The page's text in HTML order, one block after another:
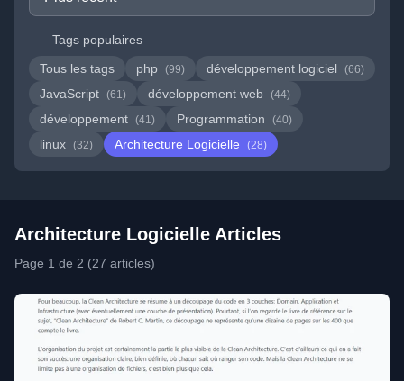
Tags populaires
Tous les tags
php (99) développement logiciel (66)
JavaScript (61) développement web (44)
développement (41) Programmation (40)
linux (32) Architecture Logicielle (28)
Architecture Logicielle Articles
Page 1 de 2 (27 articles)